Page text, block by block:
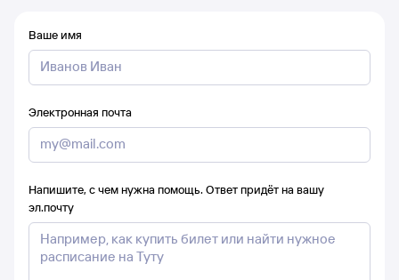
Ваше имя
Электронная почта
Напишите, с чем нужна помощь. Ответ придёт на вашу
эл.почту